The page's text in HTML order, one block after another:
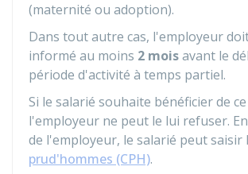
(maternité ou adoption).
Dans tout autre cas, l'employeur
informé au moins 2 moisavant le
période d'activité à temps partiel.
Si le salarié souhaite bénéficier de
l'employeur ne peut le lui refuser.
de l'employeur, le salarié peut saisir
prud'hommes (CPH).